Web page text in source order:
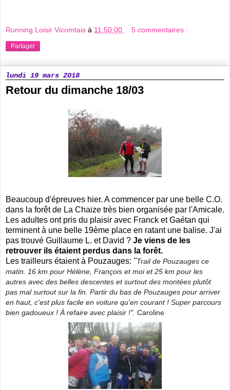
Running Loisir Vicomtais à 11:50:00 5 commentaires :
Partager
lundi 19 mars 2018
Retour du dimanche 18/03
Beaucoup d'épreuves hier. A commencer par une belle C.O.
dans la forêt de La Chaize très bien organisée par l'Amicale.
Les adultes ont pris du plaisir avec Franck et Gaétan qui
terminent à une belle 19ème place en ratant une balise. J'ai
pas trouvé Guillaume L. et David ? Je viens de les
retrouver ils étaient perdus dans la forêt.
Les trailleurs étaient à Pouzauges: "Trail de Pouzauges ce
matin. 16 km pour Hélène, François et moi et 25 km pour les
autres avec des belles descentes et surtout des montées plutôt
pas mal surtout sur la fin. Partir du bas de Pouzauges pour arriver
en haut, c'est plus facile en voiture qu'en courant ! Super parcours
bien gadoueux ! À refaire avec plaisir !". Caroline